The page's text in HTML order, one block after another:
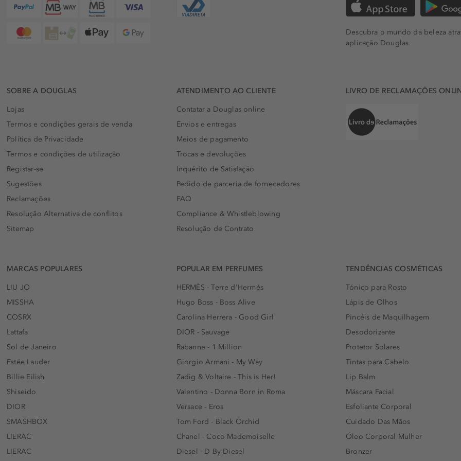
Descubra o mundo da beleza
aplicação Douglas.
SOBRE A DOUGLAS
Lojas
Termos e condições gerais de venda
Política de Privacidade
Termos e condições de utilização
Registar-se
Sugestões
Reclamações
Resolução Alternativa de conflitos
Sitemap
ATENDIMENTO AO CLIENTE
Contatar a Douglas online
Envios e entregas
Meios de pagamento
Trocas e devoluções
Inquérito de Satisfação
Pedido de parceria de fornecedores
FAQ
Compliance & Whistleblowing
Resolução de Contrato
LIVRO DE RECLAMAÇÕES
MARCAS POPULARES
LIU JO
MISSHA
COSRX
Lattafa
Sol de Janeiro
Estée Lauder
Billie Eilish
Shiseido
DIOR
SMASHBOX
LIERAC
LIERAC
POPULAR EM PERFUMES
HERMÈS - Terre d'Hermés
Hugo Boss - Boss Alive
Carolina Herrera - Good Girl
DIOR - Sauvage
Rabanne - 1 Million
Giorgio Armani - My Way
Zadig & Voltaire - This is Her!
Valentino - Donna Born in Roma
Versace - Eros
Tom Ford - Black Orchid
Chanel - Coco Mademoiselle
Diesel - D By Diesel
TENDÊNCIAS COSMÉTICAS
Tónico para Rosto
Lápis de Olhos
Pincéis de Maquilhagem
Desodorizante
Protetor Solares
Tintas para Cabelo
Lip Balm
Máscara Facial
Esfoliante Corporal
Cuidado Das Mãos
Óleo Corporal Mulher
Bronzer